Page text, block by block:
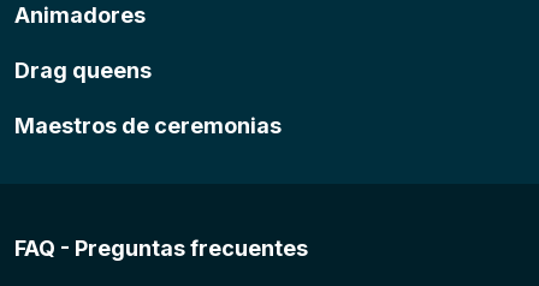
Animadores
Drag queens
Maestros de ceremonias
FAQ - Preguntas frecuentes